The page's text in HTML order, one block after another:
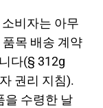
비자는 아무
목 배송 계약
다(§ 312g
권리 지침).
을 수령한 날